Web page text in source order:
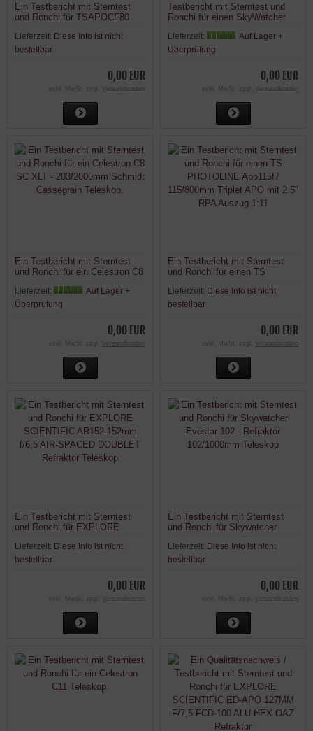
Ein Testbericht mit Sterntest
und Ronchi für TSAPOCF80
f/6,25 500mm Triplet FPL53
Apo Refraktor Carbon 2.5" OAZ
Lieferzeit: Diese Info ist nicht
bestellbar
0,00 EUR
exkl. MwSt. zzgl. Versandkosten
Testbericht mit Sterntest und
Ronchi für einen SkyWatcher
120mm/900mm Refraktor
Teleskop.
Lieferzeit:
Auf Lager +
Überprüfung
0,00 EUR
exkl. MwSt. zzgl. Versandkosten
Ein Testbericht mit Sterntest
und Ronchi für ein Celestron C8
Cassegrain Teleskop.
Lieferzeit:
Auf Lager +
Überprüfung
0,00 EUR
exkl. MwSt. zzgl. Versandkosten
Ein Testbericht mit Sterntest
und Ronchi für einen TS
115/800mm Triplet APO mit 2.5"
RPA Auszug 1:11
Lieferzeit: Diese Info ist nicht
bestellbar
0,00 EUR
exkl. MwSt. zzgl. Versandkosten
Ein Testbericht mit Sterntest
und Ronchi für EXPLORE
f/6,5 AIR-SPACED DOUBLET
Refraktor Teleskop
Lieferzeit: Diese Info ist nicht
bestellbar
0,00 EUR
exkl. MwSt. zzgl. Versandkosten
Ein Testbericht mit Sterntest
und Ronchi für Skywatcher
102/1000mm Teleskop
Lieferzeit: Diese Info ist nicht
bestellbar
0,00 EUR
exkl. MwSt. zzgl. Versandkosten